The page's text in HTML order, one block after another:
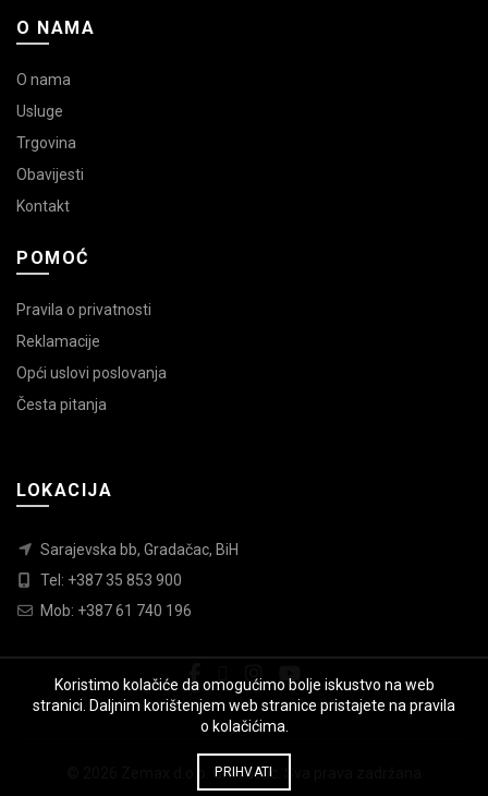
O NAMA
O nama
Usluge
Trgovina
Obavijesti
Kontakt
POMOĆ
Pravila o privatnosti
Reklamacije
Opći uslovi poslovanja
Česta pitanja
LOKACIJA
Sarajevska bb, Gradačac, BiH
Tel: +387 35 853 900
Mob: +387 61 740 196
Zemax d.o.o. Gradačac
Koristimo kolačiće da omogućimo bolje iskustvo na web
stranici. Daljnim korištenjem web stranice pristajete na pravila
o kolačićima.
PRIHVATI